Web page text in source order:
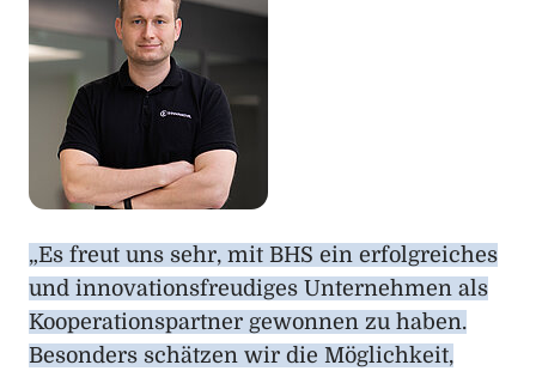
„Es freut uns sehr, mit BHS ein erfolgreiches
und innovationsfreudiges Unternehmen als
Kooperationspartner gewonnen zu haben.
Besonders schätzen wir die Möglichkeit,